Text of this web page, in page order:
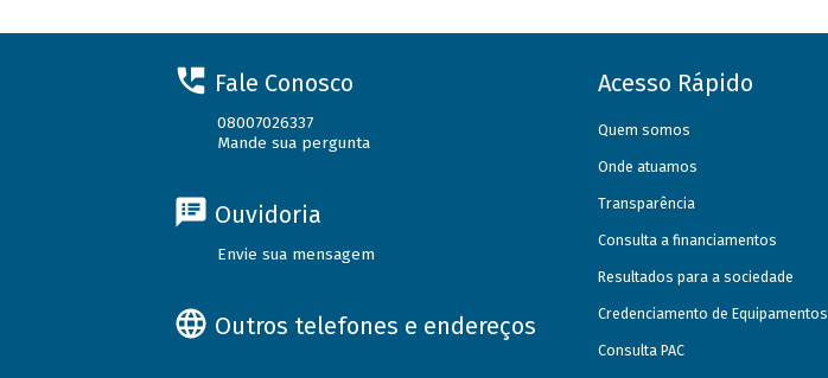
Fale Conosco
08007026337
Mande sua pergunta
Ouvidoria
Envie sua mensagem
Outros telefones e endereços
Acesso Rápido
Quem somos
Onde atuamos
Transparência
Consulta a financiamentos
Resultados para a sociedade
Credenciamento de Equipamentos
Consulta PAC